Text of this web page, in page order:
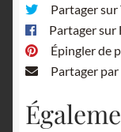
Partager
Partager sur
Épingler de
Partager par